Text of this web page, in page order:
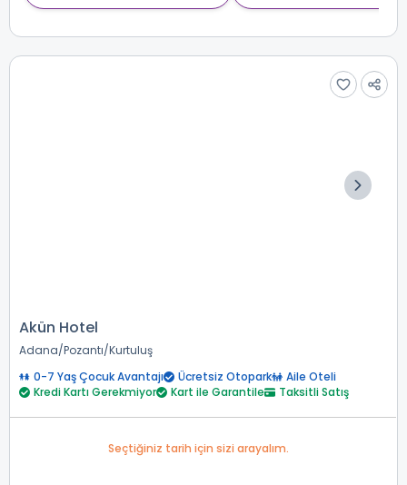
Akün Hotel
Adana Pozantı Kurtuluş
0-7 Yaş Çocuk Avantajı
Ücretsiz Otopark
Aile Oteli
Kredi Kartı Gerekmiyor
Kart ile Garantile Taksitli Satış
Seçtiğiniz tarih için sizi arayalım.